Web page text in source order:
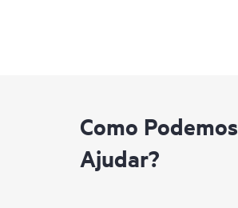
Como Podemos
Ajudar?